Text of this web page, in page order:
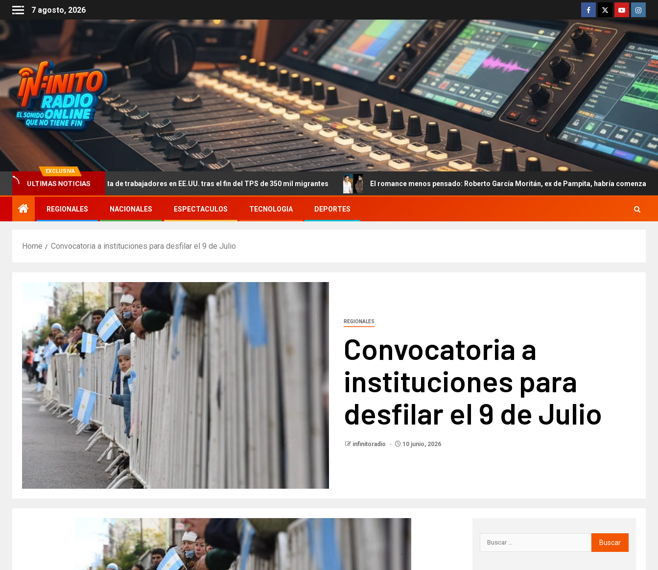
7 agosto, 2026
EXCLUSIVA
ULTIMAS NOTICIAS
por la falta de trabajadores en EE.UU. tras el fin del TPS de 350 mil migrantes El romance menos pensado: Roberto García Moritán, ex de Pampita, habría comenzado una relación con
REGIONALES NACIONALES ESPECTACULOS TECNOLOGIA DEPORTES
Home Convocatoria a instituciones para desfilar el 9 de Julio​
REGIONALES
Convocatoria a
instituciones para
desfilar el 9 de Julio​
infinitoradio 10 junio, 2026